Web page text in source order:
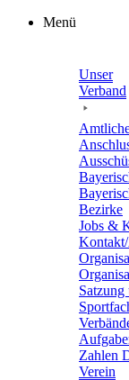
Zum
Menü
Unser
Verband
Bezirke
Jobs &
Zahlen
Verein